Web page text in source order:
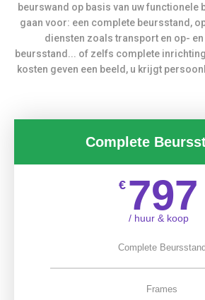
beurswand op basis van uw functionele
gaan voor: een complete beursstand,
diensten zoals transport en op-
beursstand... of zelfs complete
kosten geven een beeld, u krijgt
Complete
€ 797
/ huur & koop
Complete
Frames